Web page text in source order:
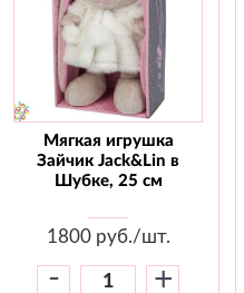
Мягкая игрушка
Зайчик Jack&Lin в
Шубке, 25 см
1800руб./шт.
- +